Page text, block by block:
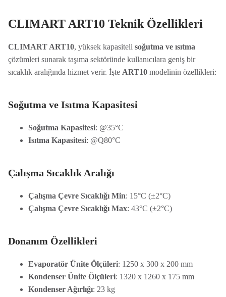
CLIMART ART10 Teknik Özellikleri
CLIMART ART10, yüksek kapasiteli soğutma ve ısıtma
çözümleri sunarak taşıma sektöründe kullanıcılara geniş bir
sıcaklık aralığında hizmet verir. İşte ART10modelinin özellikleri:
Soğutma ve Isıtma Kapasitesi
Soğutma Kapasitesi: @35°C
Isıtma Kapasitesi: @Q80°C
Çalışma Sıcaklık Aralığı
Çalışma Çevre Sıcaklığı Min: 15°C (±2°C)
Çalışma Çevre Sıcaklığı Max: 43°C (±2°C)
Donanım Özellikleri
Evaporatör Ünite Ölçüleri: 1250 x 300 x 200 mm
Kondenser Ünite Ölçüleri: 1320 x 1260 x 175 mm
Kondenser Ağırlığı: 23 kg